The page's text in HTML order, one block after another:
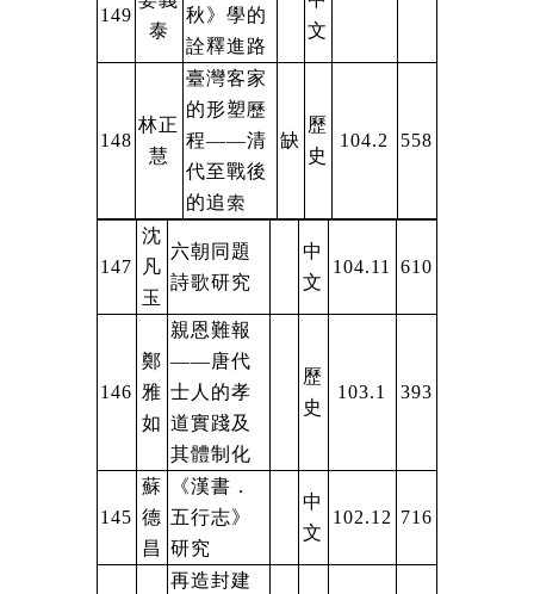
149
泰
秋》學的
詮釋進路
文
148
林正
慧
臺灣客家
的形塑歷
程——清
代至戰後
的追索
缺
歷
史
104.2 558
147
沈
凡
玉
六朝同題
詩歌研究
中
文
104.11 610
146
鄭
雅
如
親恩難報
——唐代
士人的孝
道實踐及
其體制化
歷
史
103.1 393
145
蘇
德
昌
《漢書．
五行志》
研究
中
文
102.12 716
再造封建